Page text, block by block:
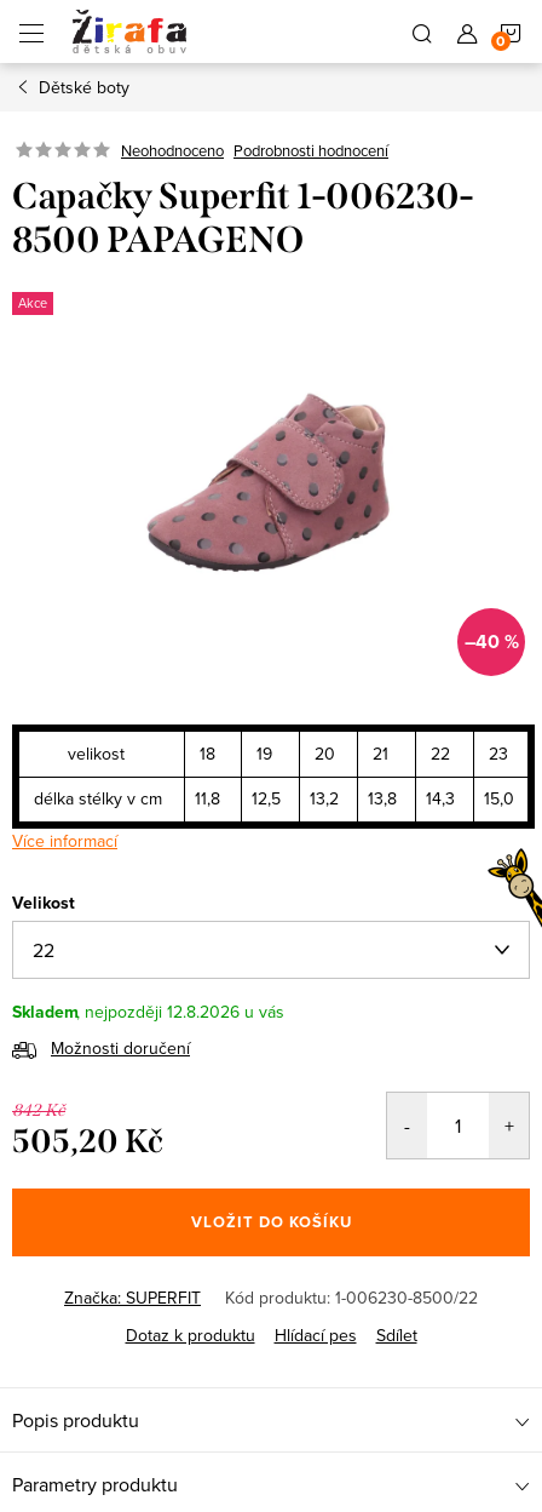
obsah
Dětské boty
Neohodnoceno Podrobnosti hodnocení
Capačky Superfit 1-006230-
8500 PAPAGENO
Akce
–40 %
velikost 18 19 20 21 22
23
délka stélky v cm
11,8 12,5 13,2 13,8 14,3
15,0
Více informací
Velikost
Skladem
12.8.2026
Možnosti doručení
842 Kč
505,20 Kč
cena:
VLOŽIT DO KOŠÍKU
Značka: SUPERFIT Kód produktu: 1-006230-8500/22
Dotaz k produktu
Hlídací pes Sdílet
Popis produktu
Parametry produktu